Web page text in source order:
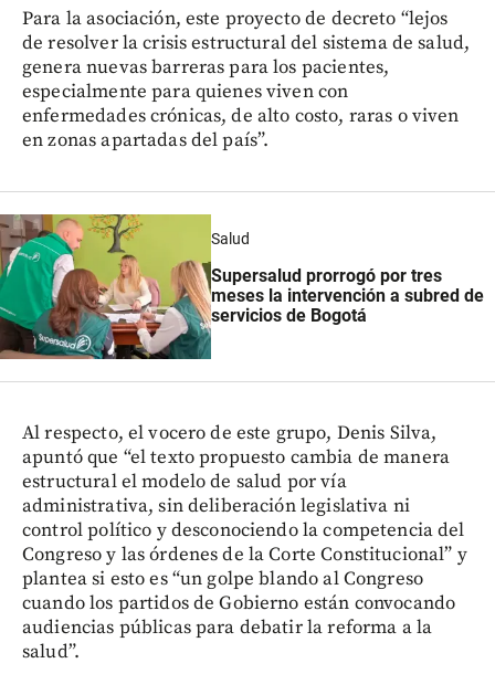
Para la asociación, este proyecto de decreto “lejos
de resolver la crisis estructural del sistema de salud,
genera nuevas barreras para los pacientes,
especialmente para quienes viven con
enfermedades crónicas, de alto costo, raras o viven
en zonas apartadas del país”.
Salud
Supersalud prorrogó por tres
meses la intervención a subred de
servicios de Bogotá
Al respecto, el vocero de este grupo, Denis Silva,
apuntó que “el texto propuesto cambia de manera
estructural el modelo de salud por vía
administrativa, sin deliberación legislativa ni
control político y desconociendo la competencia del
Congreso y las órdenes de la Corte Constitucional” y
plantea si esto es “un golpe blando al Congreso
cuando los partidos de Gobierno están convocando
audiencias públicas para debatir la reforma a la
salud”.